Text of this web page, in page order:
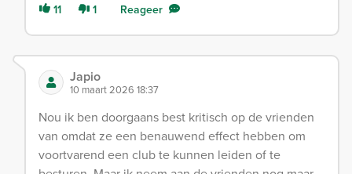
11 1 Reageer
Japio
10 maart 2026 18:37
Nou ik ben doorgaans best kritisch op de vrienden
van omdat ze een benauwend effect hebben om
voortvarend een club te kunnen leiden of te